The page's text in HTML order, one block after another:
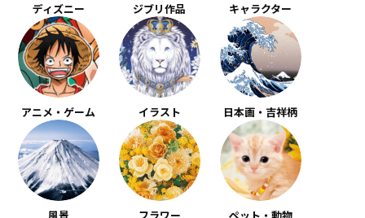
ディズニー ジブリ作品 キャラクター
アニメ・ゲーム イラスト 日本画・吉祥柄